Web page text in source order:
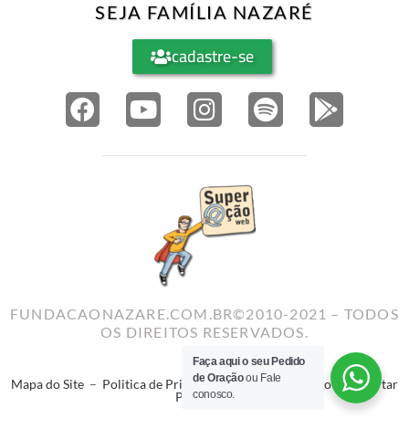
SEJA FAMÍLIA NAZARÉ
cadastre-se
FUNDACAONAZARE.COM.BR©2010-2021 – TODOS
OS DIREITOS RESERVADOS.
Mapa do Site – Politica de Privacidade–Termos de Uso–Reportar
Problema
Faça aqui o seu Pedido
de Oraçãoou Fale
conosco.